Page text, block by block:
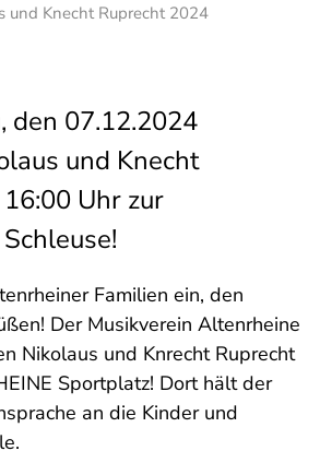
und Knecht Ruprecht 2024
den 07.12.2024
und Knecht
Uhr zur
Familien ein, den
Der Musikverein Altenrheine
Nikolaus und Knrecht Ruprecht
Sportplatz! Dort hält der
an die Kinder und